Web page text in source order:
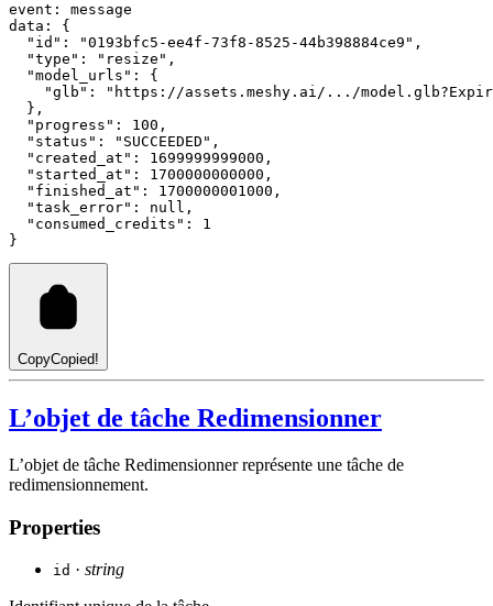
event :
message
data :
{
"id" : "0193bfc5-ee4f-73f8-8525-44b398884ce9" ,
"type" : "resize" ,
"model_urls" : {
"glb" :
"https://assets.meshy.ai/.../
  }
,
"progress" : 100 ,
"status" : "SUCCEEDED" ,
"created_at" : 1699999999000 ,
"started_at" : 1700000000000 ,
"finished_at" : 1700000001000 ,
"task_error" : null ,
"consumed_credits" : 1
}
CopyCopied!
L’objet de tâche Redimensionner
L’objet de tâche Redimensionner représente une tâche de
redimensionnement.
Properties
id · string